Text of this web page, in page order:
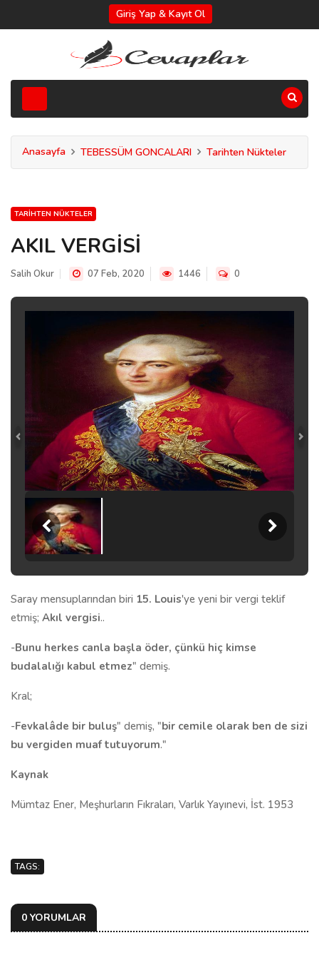
Giriş Yap & Kayıt Ol
Anasayfa TEBESSÜM GONCALARI Tarihten Nükteler
TARIHTEN NÜKTELER
AKIL VERGİSİ
Salih Okur 07 Feb, 2020 1446 0
Saray mensuplarından biri 15. Louis'ye yeni bir vergi teklif
etmiş; Akıl vergisi..
-Bunu herkes canla başla öder, çünkü hiç kimse
budalalığı kabul etmez" demiş.
Kral;
-Fevkalâde bir buluş" demiş, "bir cemile olarak ben de sizi
bu vergiden muaf tutuyorum."
Kaynak
Mümtaz Ener, Meşhurların Fıkraları, Varlık Yayınevi, İst. 1953
TAGS:
0 YORUMLAR